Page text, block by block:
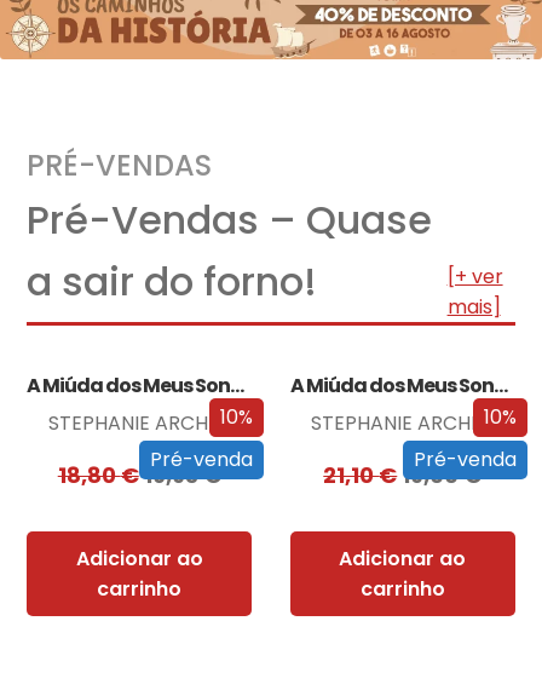
PRÉ-VENDAS
Pré-Vendas – Quase
a sair do forno!
[+ ver
mais]
10%
Pré-venda
A Miúda dos Meus Sonhos
STEPHANIE ARCHER
18,80€16,93€
Adicionar ao
carrinho
10%
Pré-venda
A Miúda dos Meus Sonhos – Edição…
STEPHANIE ARCHER
21,10€19,00€
Adicionar ao
carrinho